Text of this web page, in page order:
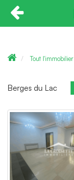
Tout l'immobilier
Berges du Lac